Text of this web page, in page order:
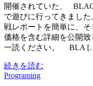
開催されていた、
で遊びに行ってきまし
戦レポートを簡単に、
価格を含む詳細を公開
一読ください。 BLA
続きを読む
Programing